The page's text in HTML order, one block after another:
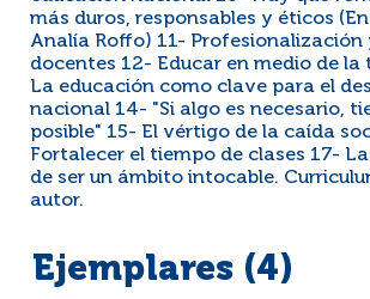
más duros, responsables y éticos
Analía Roffo) 11-
docentes 12- Educar en medio de la
La educación como clave para el
nacional 14- "Si algo es necesario,
posible" 15- El vértigo de la caída
Fortalecer el tiempo de clases 17-
de ser un ámbito intocable.
autor.
Ejemplares (4)